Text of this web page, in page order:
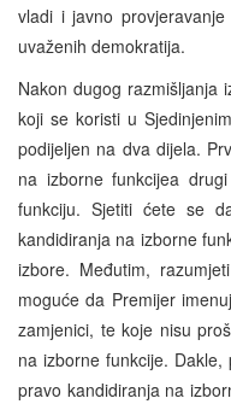
vladi i javno
uvaženih demokratija.
Nakon dugog razmišljanja
koji se koristi u
podijeljen na dva dijela.
na izborne funkcijea
funkciju. Sjetiti ćete se
kandidiranja na izborne
izbore. Međutim,
moguće da Premijer
zamjenici, te koje nisu
na izborne funkcije.
pravo kandidiranja na